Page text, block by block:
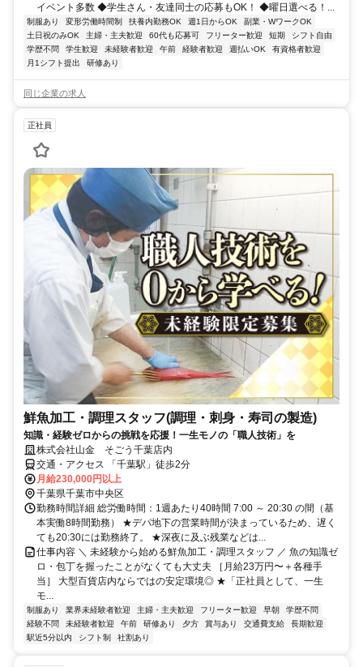
イベント多数 ◆学生さん・友達同士の応募もOK！ ◆曜日選べる！...
制服あり 変形労働時間制 扶養内勤務OK 週1日からOK
副業・WワークOK
土日祝のみOK
主婦・主夫歓迎 60代も応募可 フリーター歓迎 短期
シフト自由
学歴不問
学生歓迎 未経験者歓迎 午前 経験者歓迎 週払いOK
有資格者歓迎
月1シフト提出
研修あり
同じ企業の求人
正社員
鮮魚加工・調理スタッフ(調理・刺身・寿司の製造)
知識・経験ゼロからの挑戦を応援！一生モノの「職人技術」を
株式会社山金 そごう千葉店内
交通・アクセス 「千葉駅」徒歩2分
月給230,000円以上
千葉県千葉市中央区
勤務時間詳細 総労働時間：1週あたり40時間 7:00 ～ 20:30 の間（基
本実働8時間勤務） ★デパ地下の営業時間が決まっているため、遅く
ても20:30には勤務終了。 ★深夜に及ぶ残業などは...
仕事内容 ＼ 未経験から始める鮮魚加工・調理スタッフ ／ 魚の知識ゼ
ロ・包丁を握ったことがなくても大丈夫 ［月給23万円〜＋各種手
当］ 大型百貨店内ならではの安定環境◎ ★「正社員として、一生
モ...
制服あり 業界未経験者歓迎 主婦・主夫歓迎 フリーター歓迎 早朝
学歴不問
経験不問
未経験者歓迎 午前 研修あり 夕方 賞与あり 交通費支給
長期歓迎
駅近5分以内
シフト制 社割あり